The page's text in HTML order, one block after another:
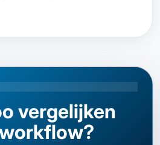
vergelijken